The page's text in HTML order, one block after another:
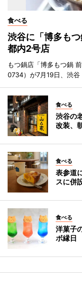
食べる
渋谷に「博多も
都内2号店
もつ鍋店「博多もつ鍋
0734）が7月19日、渋谷
食べる
渋谷の
改装、
食べる
表参道
スに併
食べる
洋菓子
ボ縁日